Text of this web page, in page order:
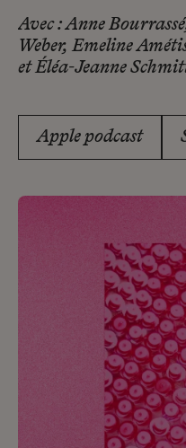
Avec : Anne
Weber, Emeline
et Éléa-Jeanne
Apple podcast